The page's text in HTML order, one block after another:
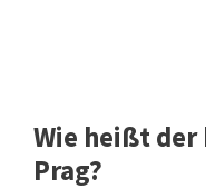
Wie heißt
Prag?